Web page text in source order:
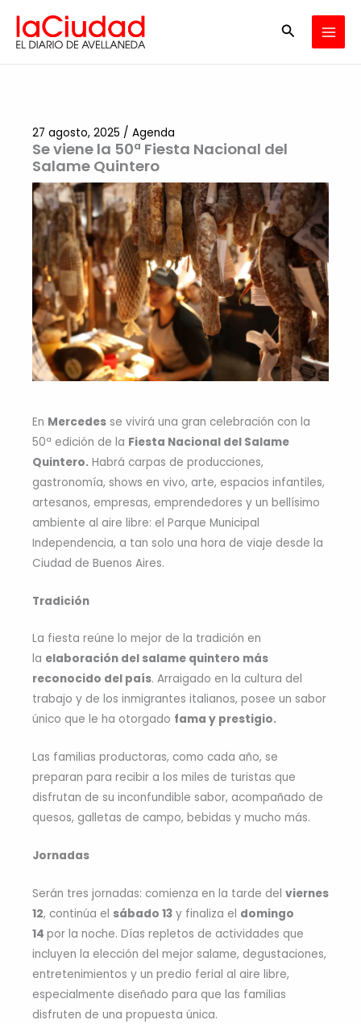
contenido
Buscar
Se viene la 50ª Fiesta Nacional del
Salame Quintero
27 agosto, 2025 / Agenda
En Mercedes se vivirá una gran celebración con la
50ª edición de la Fiesta Nacional del Salame
Quintero. Habrá carpas de producciones,
gastronomía, shows en vivo, arte, espacios infantiles,
artesanos, empresas, emprendedores y un bellísimo
ambiente al aire libre: el Parque Municipal
Independencia, a tan solo una hora de viaje desde la
Ciudad de Buenos Aires.
Tradición
La fiesta reúne lo mejor de la tradición en
la elaboración del salame quintero más
reconocido del país. Arraigado en la cultura del
trabajo y de los inmigrantes italianos, posee un sabor
único que le ha otorgado fama y prestigio.
Las familias productoras, como cada año, se
preparan para recibir a los miles de turistas que
disfrutan de su inconfundible sabor, acompañado de
quesos, galletas de campo, bebidas y mucho más.
Jornadas
Serán tres jornadas: comienza en la tarde del viernes
12, continúa el sábado 13 y finaliza el domingo
14 por la noche. Días repletos de actividades que
incluyen la elección del mejor salame, degustaciones,
entretenimientos y un predio ferial al aire libre,
especialmente diseñado para que las familias
disfruten de una propuesta única.